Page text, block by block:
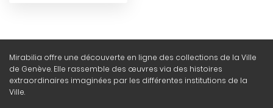
Mirabilia offre une découverte en ligne des collections de la Ville
de Genève. Elle rassemble des œuvres via des histoires
extraordinaires imaginées par les différentes institutions de la
Ville.